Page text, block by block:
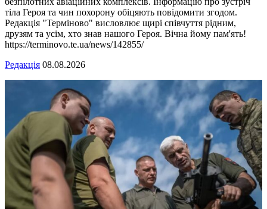
тіла Героя та чин похорону обіцяють повідомити згодом.
Редакція "Терміново" висловлює щирі співчуття рідним,
друзям та усім, хто знав нашого Героя. Вічна йому пам'ять!
https://terminovo.te.ua/news/142855/
Редакція 08.08.2026